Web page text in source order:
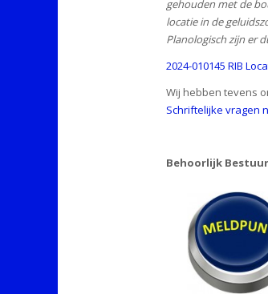
gehouden met de
locatie in de
Planologisch zijn er
2024-010145 RIB
Wij hebben tevens
Schriftelijke vragen
Behoorlijk